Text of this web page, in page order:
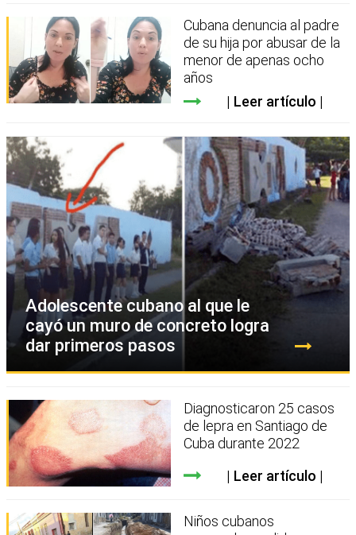
Cubana denuncia al padre
de su hija por abusar de la
menor de apenas ocho
años
Leer artículo
Adolescente cubano al que le
cayó un muro de concreto logra
dar primeros pasos
Diagnosticaron 25 casos
de lepra en Santiago de
Cuba durante 2022
Leer artículo
Niños cubanos